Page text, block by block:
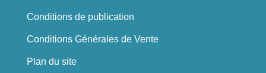
Conditions de publication
Conditions Générales de Vente
Plan du site